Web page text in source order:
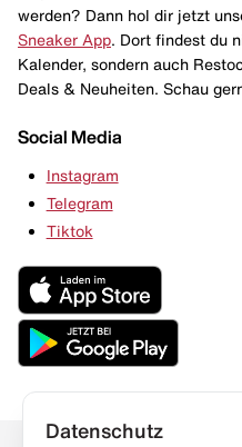
werden? Dann hol dir jetzt
Sneaker App . Dort findest du
Kalender, sondern auch
Deals & Neuheiten. Schau
Social Media
Instagram
Telegram
Tiktok
Datenschutz